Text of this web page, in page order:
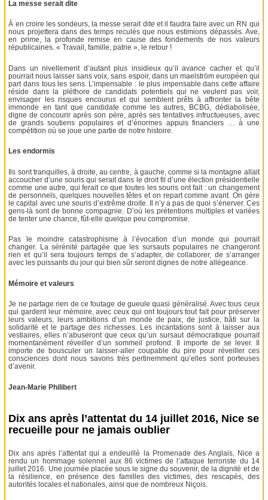
La messe serait dite
À en croire les sondeurs, la messe serait dite et il faudra faire avec un RN qui
nous projettera dans des temps reculés que nous estimions dépassés. Ave,
en prime, la profonde remise en cause des fondements de nos valeurs
républicaines. « Travail, famille, patrie », le retour !
Dans un nivellement d’autant plus insidieux qu’il avance cacher et qu’il
pourrait nous laisser sans voix, sans espoir, dans un maelström européen qui
part dans tous les sens. L’impensable : le plus impensable dans cette affaire
réside dans la pléthore de candidats potentiels qui ne veulent pas voir,
envisager les risques encourus et qui semblent prêts à affronter la bête
immonde en tant que candidate comme les autres, BCBG, dédiabolisée,
digne de concourir après son père, après ses tentatives infructueuses, avec
de grands soutiens populaires et d’énormes appuis financiers … à une
compétition où se joue une partie de notre histoire.
Les endormis
Ils sont tranquilles, à droite, au centre, à gauche, comme si la montagne allait
accoucher d’une souris qui serait dans le droit fil d’une élection présidentielle
comme une autre, qui ferait ce que toutes les souris ont fait : un changement
de personnels, quelques nouvelles têtes et on repart comme avant. On gère
le capital avec une souris d’extrême droite. Il n’y a pas de quoi s’énerver. Ces
gens-là sont de bonne compagnie. D’où les prétentions multiples et variées
de tenter une chance, fût-elle quelque peu compromise.
Pas le moindre catastrophisme à l’évocation d’un monde qui pourrait
changer. La sérénité partagée que les sursauts populaires ne changeront
rien et qu’il sera toujours temps de s’adapter, de collaborer, de s’arranger
avec les puissants du jour qui bien sûr seront dignes de notre allégeance.
Mémoire et valeurs
Je ne partage rien de ce foutage de gueule quasi généralisé. Avec tous ceux
qui gardent leur mémoire, avec ceux qui ont toujours tout fait pour préserver
leurs valeurs, leurs ambitions d’un monde de paix, de justice, bâti sur la
solidarité et le partage des richesses. Les incantations sont à laisser aux
vestiaires, elles n’abuseront que ceux qu’un sursaut démocratique pourrait
momentanément réveiller d’un sommeil profond. Il importe de se lever. Il
importe de bousculer un laisser-aller coupable du pire pour réveiller ces
consciences dont nous savons très pertinemment qu’elles sont porteuses
d’avenir.
Jean-Marie Philibert
Dix ans après l’attentat du 14 juillet 2016, Nice se
recueille pour ne jamais oublier
Dix ans après l’attentat qui a endeuillé la Promenade des Anglais, Nice a
rendu un hommage solennel aux 86 victimes de l’attaque terroriste du 14
juillet 2016. Une journée placée sous le signe du souvenir, de la dignité et de
la résilience, en présence des familles des victimes, des rescapés, des
autorités locales et nationales, ainsi que de nombreux Niçois.